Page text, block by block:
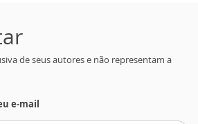
de seus autores e não representam a
e-mail